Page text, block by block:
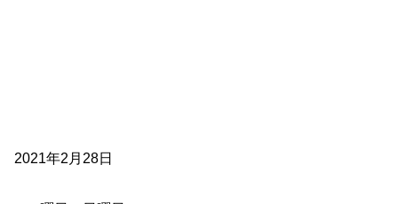
2021年2月28日